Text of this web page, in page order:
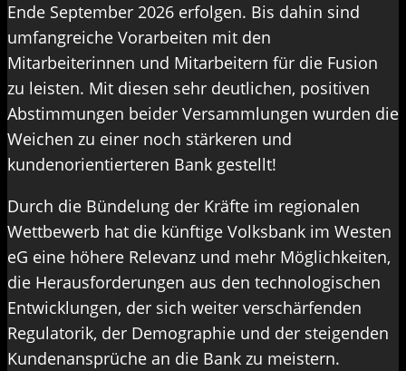
Ende September 2026 erfolgen. Bis dahin sind
umfangreiche Vorarbeiten mit den
Mitarbeiterinnen und Mitarbeitern für die Fusion
zu leisten. Mit diesen sehr deutlichen, positiven
Abstimmungen beider Versammlungen wurden die
Weichen zu einer noch stärkeren und
kundenorientierteren Bank gestellt!
Durch die Bündelung der Kräfte im regionalen
Wettbewerb hat die künftige Volksbank im Westen
eG eine höhere Relevanz und mehr Möglichkeiten,
die Herausforderungen aus den technologischen
Entwicklungen, der sich weiter verschärfenden
Regulatorik, der Demographie und der steigenden
Kundenansprüche an die Bank zu meistern.